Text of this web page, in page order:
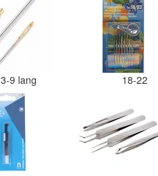
3-9 lang 18-22